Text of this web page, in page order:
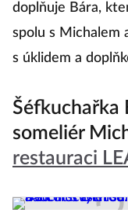
doplňuje Bára,
spolu s Michalem
s úklidem a
Šéfkuchařka
someliér
restauraci